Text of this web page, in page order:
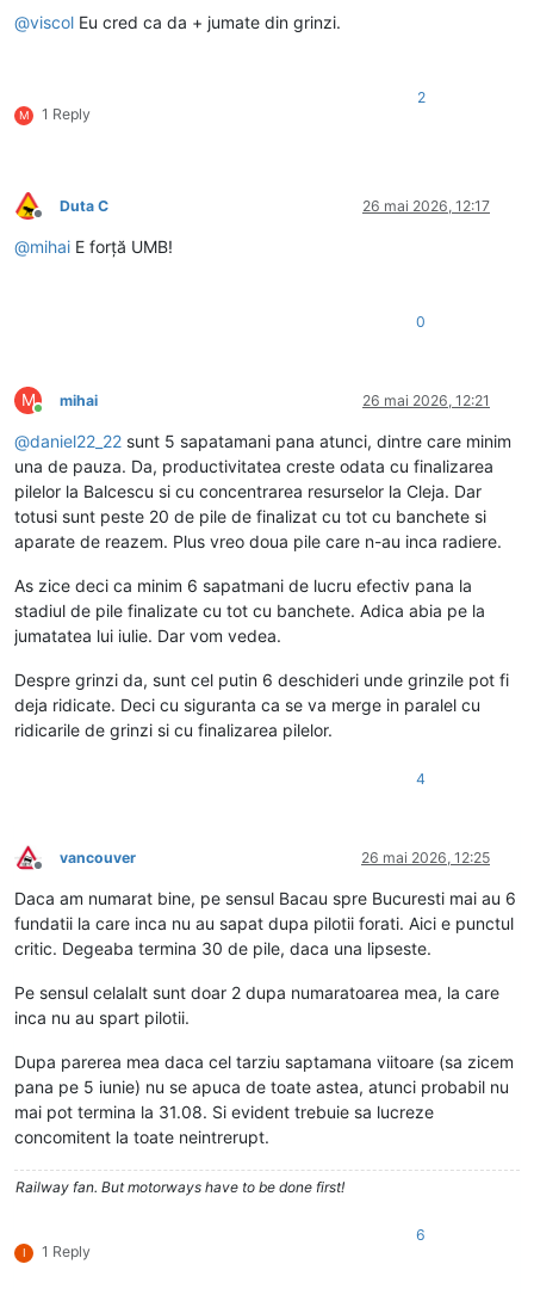
@viscol Eu cred ca da + jumate din grinzi.
M 1 Reply
2
Deconectat
Duta C 26 mai 2026, 12:17
@mihai E forță UMB!
0
M
Conectat
mihai 26 mai 2026, 12:21
@daniel22_22 sunt 5 sapatamani pana atunci, dintre care minim
una de pauza. Da, productivitatea creste odata cu finalizarea
pilelor la Balcescu si cu concentrarea resurselor la Cleja. Dar
totusi sunt peste 20 de pile de finalizat cu tot cu banchete si
aparate de reazem. Plus vreo doua pile care n-au inca radiere.
As zice deci ca minim 6 sapatmani de lucru efectiv pana la
stadiul de pile finalizate cu tot cu banchete. Adica abia pe la
jumatatea lui iulie. Dar vom vedea.
Despre grinzi da, sunt cel putin 6 deschideri unde grinzile pot fi
deja ridicate. Deci cu siguranta ca se va merge in paralel cu
ridicarile de grinzi si cu finalizarea pilelor.
4
Deconectat
vancouver 26 mai 2026, 12:25
Daca am numarat bine, pe sensul Bacau spre Bucuresti mai au 6
fundatii la care inca nu au sapat dupa pilotii forati. Aici e punctul
critic. Degeaba termina 30 de pile, daca una lipseste.
Pe sensul celalalt sunt doar 2 dupa numaratoarea mea, la care
inca nu au spart pilotii.
Dupa parerea mea daca cel tarziu saptamana viitoare (sa zicem
pana pe 5 iunie) nu se apuca de toate astea, atunci probabil nu
mai pot termina la 31.08. Si evident trebuie sa lucreze
concomitent la toate neintrerupt.
Railway fan. But motorways have to be done first!
I 1 Reply
6